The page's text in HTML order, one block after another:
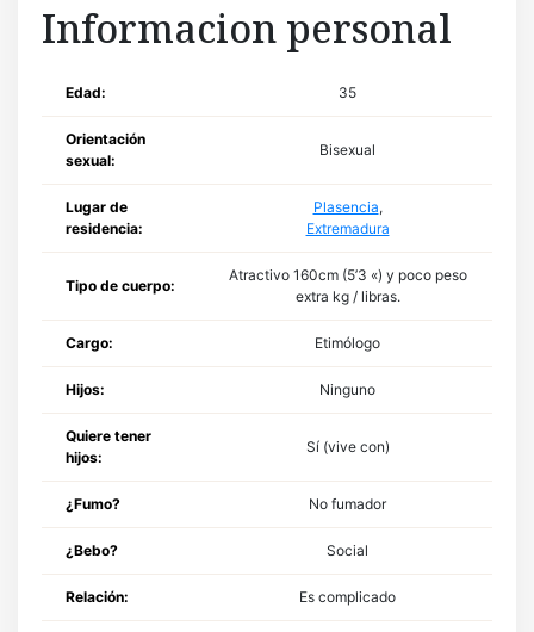
Informacion personal
Edad: 35
Orientación
sexual:
Bisexual
Lugar de
residencia:
Plasencia,
Extremadura
Tipo de cuerpo:
Atractivo 160cm (5’3 «) y poco peso
extra kg / libras.
Cargo: Etimólogo
Hijos: Ninguno
Quiere tener
hijos:
Sí (vive con)
¿Fumo? No fumador
¿Bebo? Social
Relación: Es complicado